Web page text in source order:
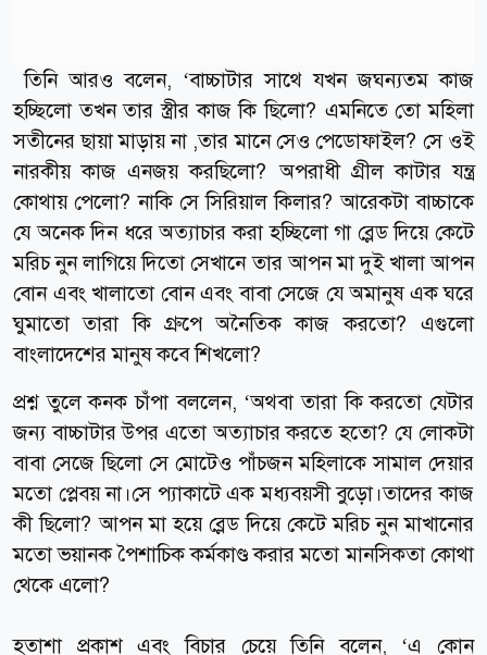
তিনি আরও বলেন, ‘বাচ্চাটার সাথে যখন জঘন্যতম কাজ
হচ্ছিলো তখন তার স্ত্রীর কাজ কি ছিলো? এমনিতে তো মহিলা
সতীনের ছায়া মাড়ায় না ,তার মানে সেও পেডোফাইল? সে ওই
নারকীয় কাজ এনজয় করছিলো? অপরাধী গ্রীল কাটার যন্ত্র
কোথায় পেলো? নাকি সে সিরিয়াল কিলার? আরেকটা বাচ্চাকে
যে অনেক দিন ধরে অত্যাচার করা হচ্ছিলো গা ব্লেড দিয়ে কেটে
মরিচ নুন লাগিয়ে দিতো সেখানে তার আপন মা দুই খালা আপন
বোন এবং খালাতো বোন এবং বাবা সেজে যে অমানুষ এক ঘরে
ঘুমাতো তারা কি গ্রুপে অনৈতিক কাজ করতো? এগুলো
বাংলাদেশের মানুষ কবে শিখলো?
প্রশ্ন তুলে কনক চাঁপা বললেন, ‘অথবা তারা কি করতো যেটার
জন্য বাচ্চাটার উপর এতো অত্যাচার করতে হতো? যে লোকটা
বাবা সেজে ছিলো সে মোটেও পাঁচজন মহিলাকে সামাল দেয়ার
মতো প্লেবয় না।সে প্যাকাটে এক মধ্যবয়সী বুড়ো।তাদের কাজ
কী ছিলো? আপন মা হয়ে ব্লেড দিয়ে কেটে মরিচ নুন মাখানোর
মতো ভয়ানক পৈশাচিক কর্মকাণ্ড করার মতো মানসিকতা কোথা
থেকে এলো?
হতাশা প্রকাশ এবং বিচার চেয়ে তিনি বলেন, ‘এ কোন